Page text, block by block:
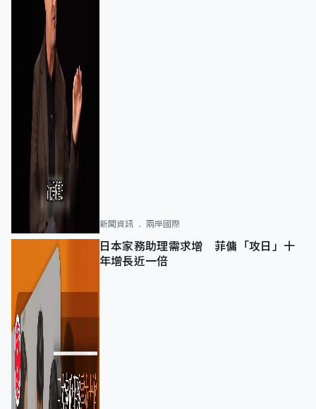
新聞資訊 兩岸國際
日本家務助理需求增 菲傭「攻日」十
年增長近一倍